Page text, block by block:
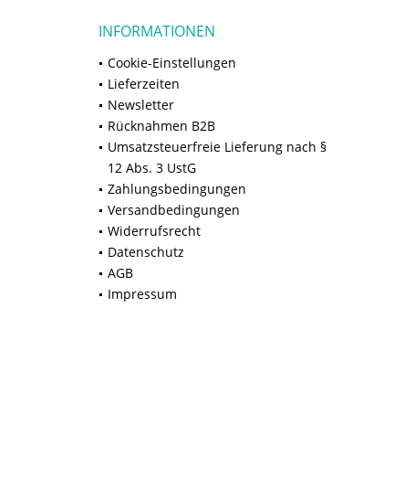
INFORMATIONEN
Cookie-Einstellungen
Lieferzeiten
Newsletter
Rücknahmen B2B
Umsatzsteuerfreie Lieferung nach §
12 Abs. 3 UstG
Zahlungsbedingungen
Versandbedingungen
Widerrufsrecht
Datenschutz
AGB
Impressum